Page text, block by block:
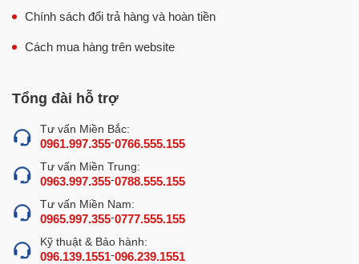
Chính sách đổi trả hàng và hoàn tiền
Cách mua hàng trên website
Tổng đài hỗ trợ
Tư vấn Miền Bắc:
0961.997.355-0766.555.155
Tư vấn Miền Trung:
0963.997.355-0788.555.155
Tư vấn Miền Nam:
0965.997.355-0777.555.155
Kỹ thuật & Bảo hành:
096.139.1551-096.239.1551